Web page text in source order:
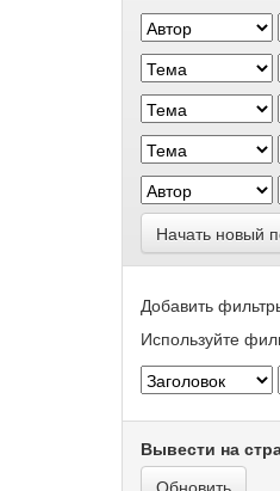
Начать новый
Добавить
Используйте
Вывести на